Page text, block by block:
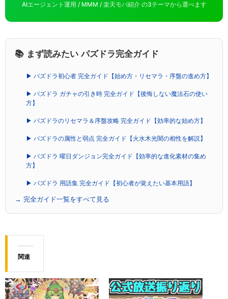
AIエージェント運用 / MMM / 楽天モバ紹介 の3テーマから選べます
📚 まず読みたい パズドラ完全ガイド
▶ パズドラ初心者 完全ガイド【始め方・リセマラ・序盤の進め方】
▶ パズドラ ガチャの引き時 完全ガイド【後悔しない魔法石の使い
方】
▶ パズドラのリセマラ＆序盤攻略 完全ガイド【効率的な始め方】
▶ パズドラの属性と弱点 完全ガイド【火水木光闇の相性を解説】
▶ パズドラ 曜日ダンジョン完全ガイド【効率的な進化素材の集め
方】
▶ パズドラ 用語集 完全ガイド【初心者が覚えたい基本用語】
→ 完全ガイド一覧をすべて見る
関連